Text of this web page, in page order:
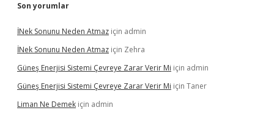
Son yorumlar
İNek Sonunu Neden Atmaz için admin
İNek Sonunu Neden Atmaz için Zehra
Güneş Enerjisi Sistemi Çevreye Zarar Verir Mi için admin
Güneş Enerjisi Sistemi Çevreye Zarar Verir Mi için Taner
Liman Ne Demek için admin